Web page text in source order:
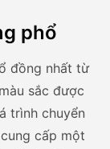
phổ
đồng nhất từ
sắc được
trình chuyển
cấp một